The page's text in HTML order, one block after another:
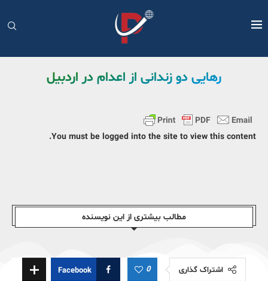
رهایی دو زندانی از اعدام در اردبیل
You must be logged into the site to view this content.
مطالب بیشتری از این نویسندە
اشتراک گذاری 0
Facebook